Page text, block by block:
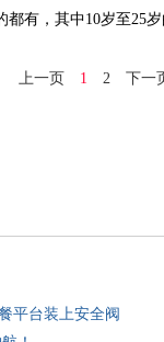
有，其中10岁至25岁
上一页 1 2 下一
平台装上安全阀